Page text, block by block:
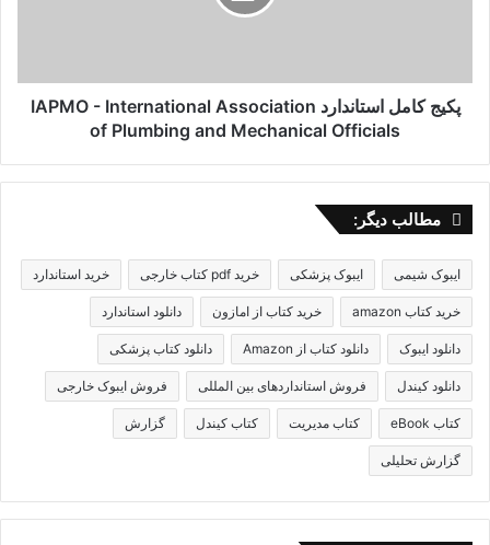
Plumbing
and
Mechanical
پکیج کامل استاندارد IAPMO - International Association
of Plumbing and Mechanical Officials
مطالب دیگر:
ایبوک شیمی ایبوک پزشکی خرید pdf کتاب خارجی خرید استاندارد
خرید کتاب amazon خرید کتاب از امازون دانلود استاندارد
دانلود ایبوک دانلود کتاب از Amazon دانلود کتاب پزشکی
دانلود کیندل فروش استانداردهای بین المللی فروش ایبوک خارجی
کتاب eBook کتاب مدیریت کتاب کیندل گزارش
گزارش تحلیلی